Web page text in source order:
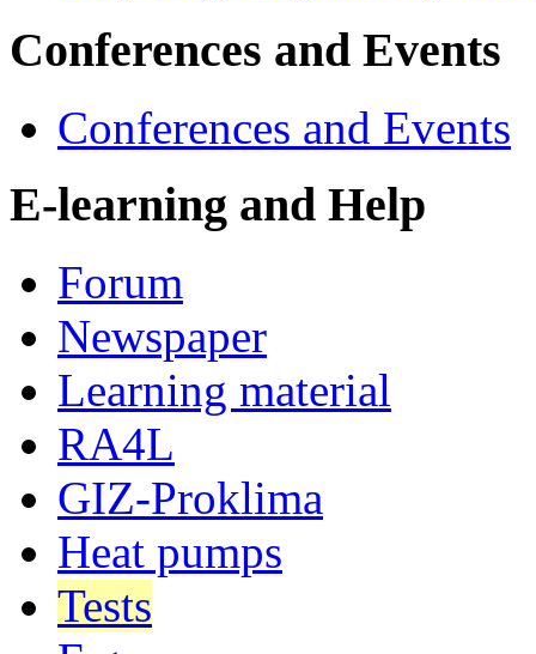
Conferences and Events
Conferences and Events
E-learning and Help
Forum
Newspaper
Learning material
RA4L
GIZ-Proklima
Heat pumps
Tests